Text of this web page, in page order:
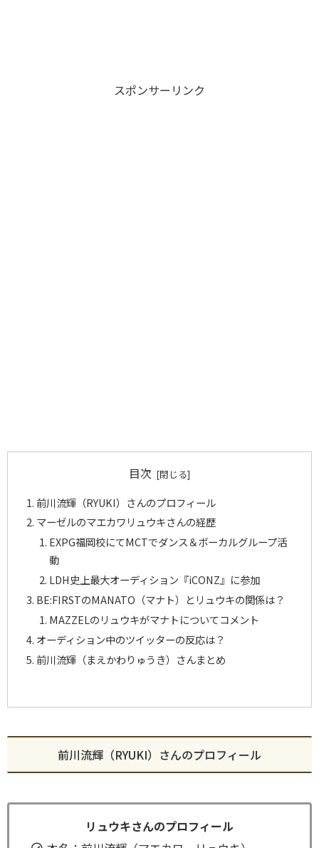
スポンサーリンク
目次
前川流輝（RYUKI）さんのプロフィール
マーゼルのマエカワリュウキさんの経歴
EXPG福岡校にてMCTでダンス＆ボーカルグループ活
動
LDH史上最大オーディション『iCONZ』に参加
BE:FIRSTのMANATO（マナト）とリュウキの関係は？
MAZZELのリュウキがマナトについてコメント
オーディション中のツイッターの反応は？
前川流輝（まえかわりゅうき）さんまとめ
前川流輝（RYUKI）さんのプロフィール
リュウキさんのプロフィール